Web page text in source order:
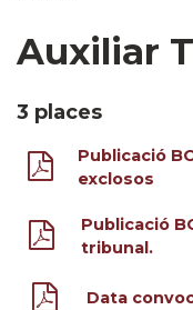
Auxiliar
3 places
Publicació
exclosos
Publicació
tribunal.
Data